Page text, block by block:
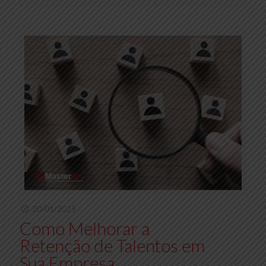
20/01/2025
Como Melhorar a
Retenção de Talentos em